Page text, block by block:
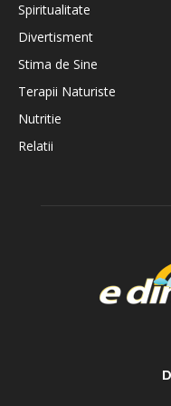
Spiritualitate
Divertisment
Stima de Sine
Terapii Naturiste
Nutritie
Relatii